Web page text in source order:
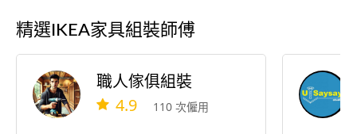
精選IKEA家具組裝師傅
職人傢俱組裝
4.9 110 次僱用